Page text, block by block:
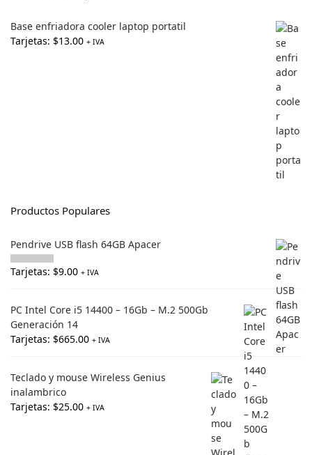
Base enfriadora cooler laptop portatil
Tarjetas: $13.00 + IVA
Productos Populares
Pendrive USB flash 64GB Apacer
Tarjetas: $9.00 + IVA
PC Intel Core i5 14400 – 16Gb – M.2 500Gb
Generación 14
Tarjetas: $665.00 + IVA
Teclado y mouse Wireless Genius
inalambrico
Tarjetas: $25.00 + IVA